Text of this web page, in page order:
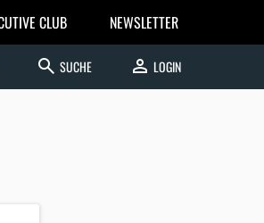
CLUB NEWSLETTER
search SUCHE person LOGIN